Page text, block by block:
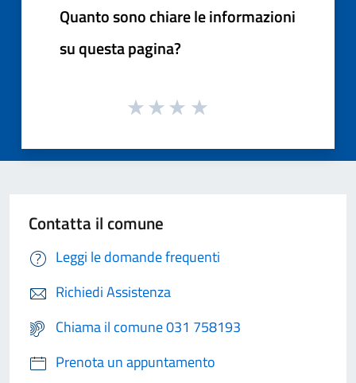
Quanto sono chiare le informazioni
su questa pagina?
Contatta il comune
Leggi le domande frequenti
Richiedi Assistenza
Chiama il comune 031 758193
Prenota un appuntamento